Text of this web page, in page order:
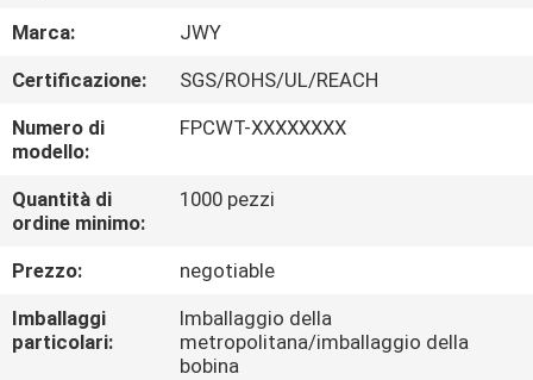
GIRO
DELLA
FABBRICA
CONTROLLO
DI
QUALITÀ
CONTATTICI
Marca:
JWY
Certificazione:
SGS/ROHS/UL/REACH
Numero di
modello:
FPCWT-XXXXXXXX
Quantità di
ordine minimo:
1000 pezzi
Prezzo:
negotiable
Imballaggi
particolari:
Imballaggio della
metropolitana/imballaggio della
bobina